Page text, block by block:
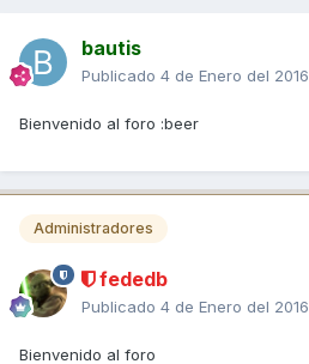
bautis
Publicado 4 de Enero del 2016
Bienvenido al foro :beer
Administradores
fededb
Publicado 4 de Enero del 2016
Bienvenido al foro